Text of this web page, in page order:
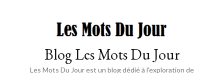
Blog Les Mots Du Jour
Les Mots Du Jour est un blog dédié à l'exploration de